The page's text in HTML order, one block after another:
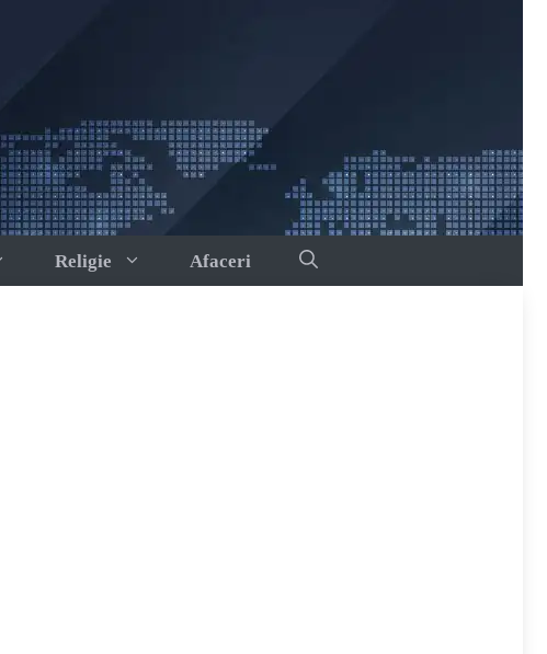
Religie Afaceri